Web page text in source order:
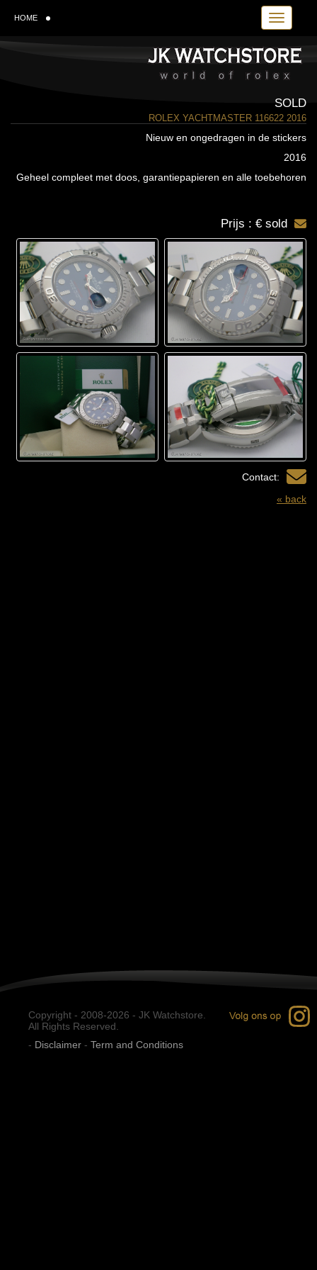
Toggle
HOME
SOLD
ROLEX YACHTMASTER 116622 2016
Nieuw en ongedragen in de stickers
2016
Geheel compleet met doos, garantiepapieren en alle toebehoren
Prijs : € sold
Contact:
« back
Copyright - 2008-2026 - JK Watchstore.
All Rights Reserved.
- Disclaimer - Term and Conditions